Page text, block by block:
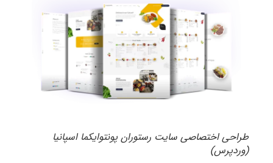
طراحی اختصاصی سایت رستوران پونتوایکما اسپانیا
(وردپرس)